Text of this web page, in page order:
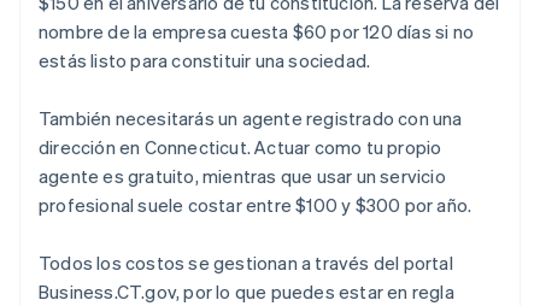
nombre de la empresa cuesta $60 por 120 días si no
estás listo para constituir una sociedad.
También necesitarás un agente registrado con una
dirección en Connecticut. Actuar como tu propio
agente es gratuito, mientras que usar un servicio
profesional suele costar entre $100 y $300 por año.
Todos los costos se gestionan a través del portal
Business.CT.gov, por lo que puedes estar en regla